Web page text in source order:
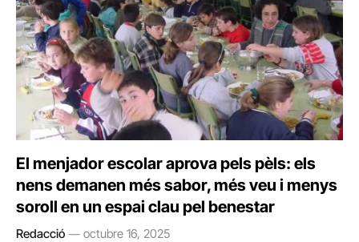
El menjador escolar aprova pels pèls: els
nens demanen més sabor, més veu i menys
soroll en un espai clau pel benestar
Redacció octubre 16, 2025